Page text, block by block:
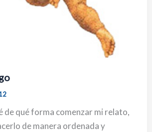
de qué forma comenzar mi relato,
de manera ordenada y